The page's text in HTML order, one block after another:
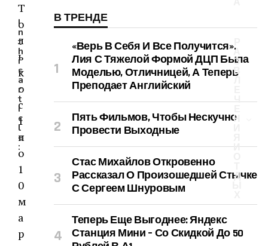
А
З
В
Ч
Н
И
Д
Т
о
л
ь
к
о
с
1
п
о
1
0
м
а
р
I
n
t
h
i
s
a
r
t
i
c
l
e
:
В ТРЕНДЕ
«Верь В Себя И Все Получится».
Лия С Тяжелой Формой ДЦП Была
Моделью, Отличницей, А Теперь
Преподает Английский
Пять Фильмов, Чтобы Нескучно
Провести Выходные
Стас Михайлов Откровенно
Рассказал О Произошедшей Стычке
С Сергеем Шнуровым
Теперь Еще Выгоднее: Яндекс
Станция Мини – Со Скидкой До 50